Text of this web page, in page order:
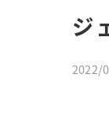
ジ
2022/